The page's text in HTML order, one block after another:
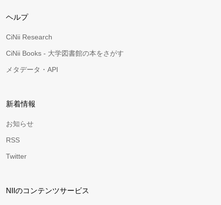
ヘルプ
CiNii Research
CiNii Books - 大学図書館の本をさがす
メタデータ・API
新着情報
お知らせ
RSS
Twitter
NIIのコンテンツサービス